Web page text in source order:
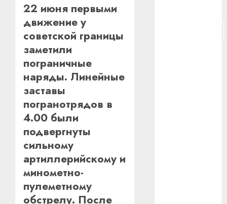
22 июня первыми
движение у
советской границы
заметили
пограничные
наряды. Линейные
заставы
погранотрядов в
4.00 были
подвергнуты
сильному
артиллерийскому и
минометно-
пулеметному
обстрелу. После